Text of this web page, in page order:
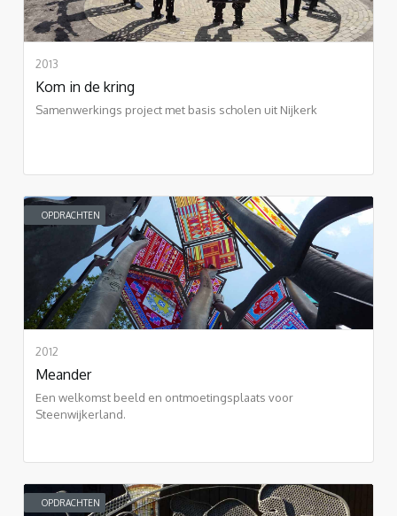
2013
Kom in de kring
Samenwerkings project met basis scholen uit Nijkerk
OPDRACHTEN
2012
Meander
Een welkomst beeld en ontmoetingsplaats voor
Steenwijkerland.
OPDRACHTEN